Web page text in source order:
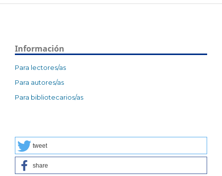
Información
Para lectores/as
Para autores/as
Para bibliotecarios/as
tweet
share